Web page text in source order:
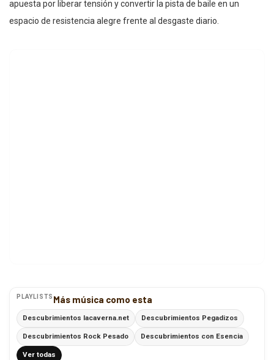
apuesta por liberar tensión y convertir la pista de baile en un
espacio de resistencia alegre frente al desgaste diario.
PLAYLISTS Más música como esta
Descubrimientos lacaverna.net Descubrimientos Pegadizos
Descubrimientos Rock Pesado Descubrimientos con Esencia
Ver todas